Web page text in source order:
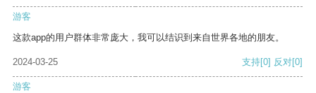
游客
这款app的用户群体非常庞大，我可以结识到来自世界各地的朋友。
2024-03-25 支持[0] 反对[0]
游客